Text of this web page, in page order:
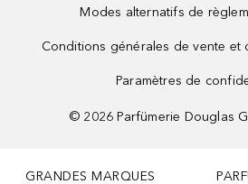
Modes alternatifs de
Conditions générales de vente et
Paramètres de
© 2026 Parfümerie Douglas
GRANDES MARQUES